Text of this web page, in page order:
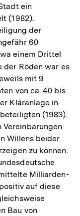
ein
(1982).
der
60
einem Drittel
der Röden war es
mit 9
von ca. 40 bis
Kläranlage in
(1983).
Vereinbarungen
Willens beider
zu können.
Milliarden-
auf diese
Bau von